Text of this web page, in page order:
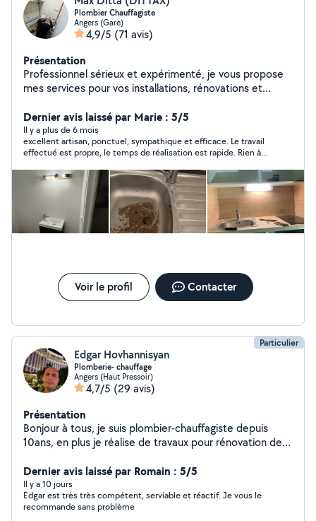
Plombier Chauffagiste
Angers (Gare)
4,9/5 (71 avis)
Présentation
Professionnel sérieux et expérimenté, je vous propose
mes services pour vos installations, rénovations et
disponibilité garantie. Contactez-moi pour en discuter
ou obtenir un devis gratuit !
Dernier avis laissé par Marie : 5/5
Il y a plus de 6 mois
excellent artisan, ponctuel, sympathique et efficace. Le travail
effectué est propre, le temps de réalisation est rapide. Rien à
Voir le profil Contacter
Particulier
Edgar Hovhannisyan
Plomberie- chauffage
Angers (Haut Pressoir)
4,7/5 (29 avis)
Présentation
Bonjour à tous, je suis plombier-chauffagiste depuis
10ans, en plus je réalise de travaux pour rénovation de
transformation de salle de bain normal au PMR.
Réparation de électroménager et montage de cuisines
aussi dans la liste de mes compétences. Cordialement
et à bientôt
Dernier avis laissé par Romain : 5/5
Il y a 10 jours
Edgar est très très compétent, serviable et réactif. Je vous le
recommande sans problème